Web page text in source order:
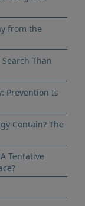
from the
Than
Prevention Is
Contain? The
Tentative